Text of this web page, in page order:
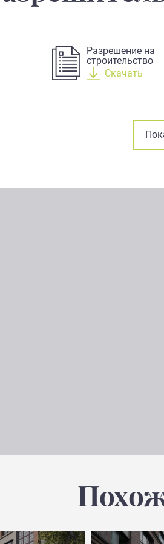
Разрешение на
строительство
Скачать